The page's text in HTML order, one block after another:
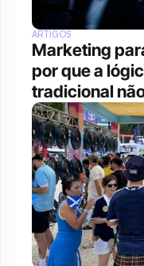
ARTIGOS
Marketing
por que a
tradicional